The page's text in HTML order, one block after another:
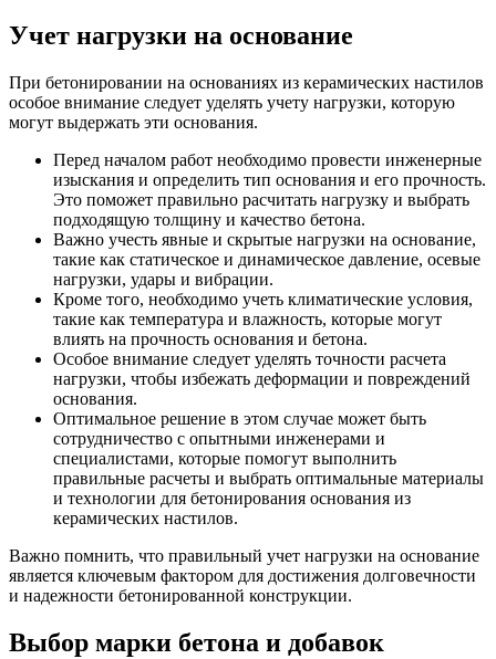
Учет нагрузки на основание
При бетонировании на основаниях из керамических настилов
особое внимание следует уделять учету нагрузки, которую
могут выдержать эти основания.
Перед началом работ необходимо провести инженерные
изыскания и определить тип основания и его прочность.
Это поможет правильно расчитать нагрузку и выбрать
подходящую толщину и качество бетона.
Важно учесть явные и скрытые нагрузки на основание,
такие как статическое и динамическое давление, осевые
нагрузки, удары и вибрации.
Кроме того, необходимо учеть климатические условия,
такие как температура и влажность, которые могут
влиять на прочность основания и бетона.
Особое внимание следует уделять точности расчета
нагрузки, чтобы избежать деформации и повреждений
основания.
Оптимальное решение в этом случае может быть
сотрудничество с опытными инженерами и
специалистами, которые помогут выполнить
правильные расчеты и выбрать оптимальные материалы
и технологии для бетонирования основания из
керамических настилов.
Важно помнить, что правильный учет нагрузки на основание
является ключевым фактором для достижения долговечности
и надежности бетонированной конструкции.
Выбор марки бетона и добавок